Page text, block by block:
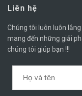
Liên hệ
Chúng tôi luôn luôn
mang đến những giải
chúng tôi giúp bạn !!!